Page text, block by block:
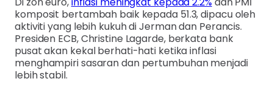
komposit bertambah baik kepada 51.3, dipacu oleh
aktiviti yang lebih kukuh di Jerman dan Perancis.
Presiden ECB, Christine Lagarde, berkata bank
pusat akan kekal berhati-hati ketika inflasi
menghampiri sasaran dan pertumbuhan menjadi
lebih stabil.